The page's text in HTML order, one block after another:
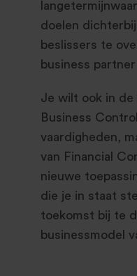
doelen
beslissers te
business
Je wilt ook in de
Business
vaardigheden,
van Financial
nieuwe
die je in staat
toekomst bij te
businessmodel